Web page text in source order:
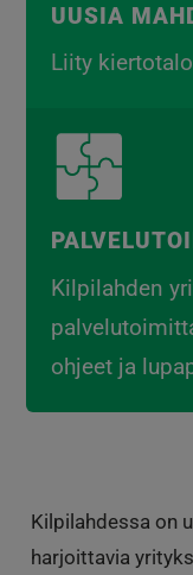
UUSIA
Liity
Kilpilahden
ohjeet ja
Kilpilahdessa on
harjoittavia